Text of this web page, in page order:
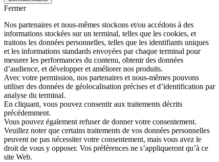
Fermer
Nos partenaires et nous-mêmes stockons et/ou accédons à des
informations stockées sur un terminal, telles que les cookies, et
traitons les données personnelles, telles que les identifiants uniques
et les informations standards envoyées par chaque terminal pour
mesurer les performances du contenu, obtenir des données
d’audience, et développer et améliorer nos produits.
Avec votre permission, nos partenaires et nous-mêmes pouvons
utiliser des données de géolocalisation précises et d’identification par
analyse du terminal.
En cliquant, vous pouvez consentir aux traitements décrits
précédemment.
Vous pouvez également refuser de donner votre consentement.
Veuillez noter que certains traitements de vos données personnelles
peuvent ne pas nécessiter votre consentement, mais vous avez le
droit de vous y opposer. Vos préférences ne s’appliqueront qu’à ce
site Web.